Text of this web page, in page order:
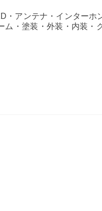
アンテナ・インターホ
・塗装・外装・内装・